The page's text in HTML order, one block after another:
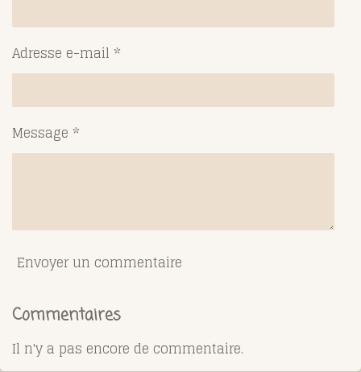
Adresse e-mail *
Message *
Envoyer un commentaire
Commentaires
Il n'y a pas encore de commentaire.